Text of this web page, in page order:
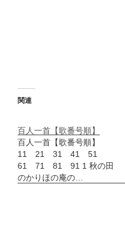
関連
百人一首【歌番号順】
百人一首【歌番号順】
11 21 31 41 51
61 71 81 91 1 秋の田
のかりほの庵の…